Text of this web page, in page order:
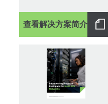
查看解决方案简介